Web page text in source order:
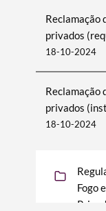
Reclamação
privados
18-10-2024
Reclamação
privados
18-10-2024
Fogo